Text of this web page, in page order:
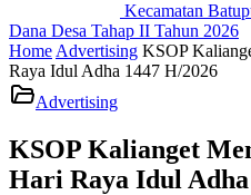
Kecamatan
Dana Desa Tahap II Tahun 2026
Home Advertising KSOP
Raya Idul Adha 1447 H/2026
Advertising
KSOP Kalianget
Hari Raya Idul Adha